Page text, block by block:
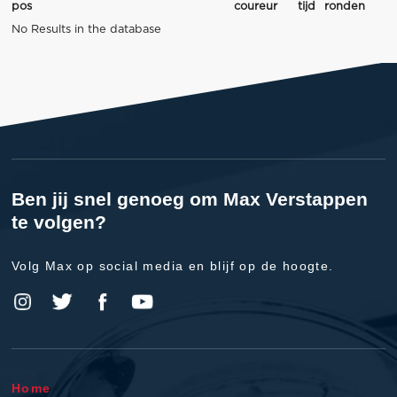
pos coureur tijd
ronden
No Results in the database
Ben jij snel genoeg om Max Verstappen
te volgen?
Volg Max op social media en blijf op de hoogte.
Home